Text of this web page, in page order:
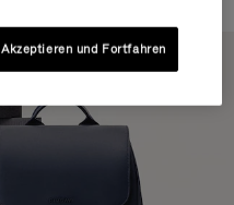
Akzeptieren und Fortfahren